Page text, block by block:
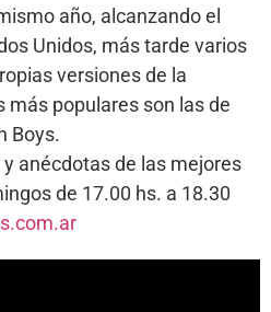
año, alcanzando el
Unidos, más tarde varios
versiones de la
más populares son las de
Boys.
anécdotas de las mejores
de 17.00 hs. a 18.30